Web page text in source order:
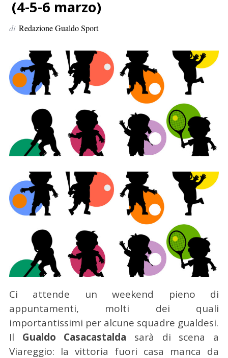
e
r
(4-5-6 marzo)
di Redazione Gualdo Sport
Ci attende un weekend pieno di
appuntamenti, molti dei quali
importantissimi per alcune squadre gualdesi.
Il Gualdo Casacastalda sarà di scena a
Viareggio: la vittoria fuori casa manca da